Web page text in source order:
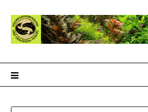
naar
inhoud